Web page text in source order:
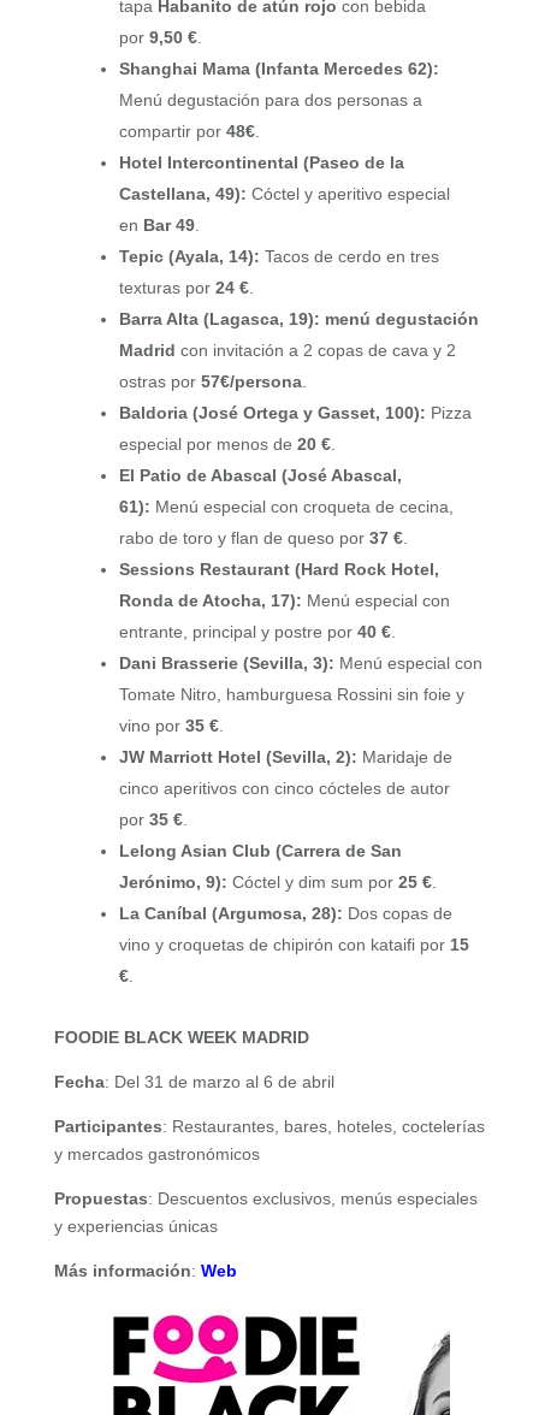
tapa Habanito de atún rojo con bebida
por 9,50 €.
Shanghai Mama (Infanta Mercedes 62):
Menú degustación para dos personas a
compartir por 48€.
Hotel Intercontinental (Paseo de la
Castellana, 49): Cóctel y aperitivo especial
en Bar 49.
Tepic (Ayala, 14): Tacos de cerdo en tres
texturas por 24 €.
Barra Alta (Lagasca, 19): menú degustación
Madrid con invitación a 2 copas de cava y 2
ostras por 57€/persona.
Baldoria (José Ortega y Gasset, 100): Pizza
especial por menos de 20 €.
El Patio de Abascal (José Abascal,
61): Menú especial con croqueta de cecina,
rabo de toro y flan de queso por 37 €.
Sessions Restaurant (Hard Rock Hotel,
Ronda de Atocha, 17): Menú especial con
entrante, principal y postre por 40 €.
Dani Brasserie (Sevilla, 3): Menú especial con
Tomate Nitro, hamburguesa Rossini sin foie y
vino por 35 €.
JW Marriott Hotel (Sevilla, 2): Maridaje de
cinco aperitivos con cinco cócteles de autor
por 35 €.
Lelong Asian Club (Carrera de San
Jerónimo, 9): Cóctel y dim sum por 25 €.
La Caníbal (Argumosa, 28): Dos copas de
vino y croquetas de chipirón con kataifi por 15
€.
FOODIE BLACK WEEK MADRID
Fecha: Del 31 de marzo al 6 de abril
Participantes: Restaurantes, bares, hoteles, coctelerías
y mercados gastronómicos
Propuestas: Descuentos exclusivos, menús especiales
y experiencias únicas
Más información: Web